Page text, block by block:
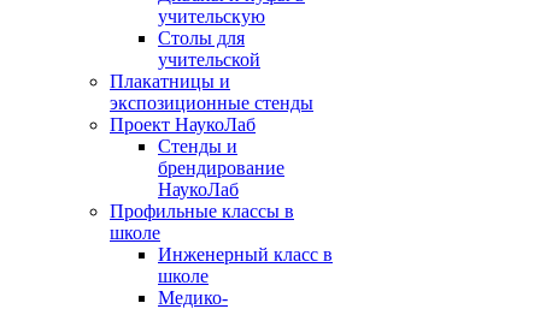
учительскую
Столы для
учительской
Плакатницы и
экспозиционные стенды
Проект НаукоЛаб
Стенды и
брендирование
НаукоЛаб
Профильные классы в
школе
Инженерный класс в
школе
Медико-